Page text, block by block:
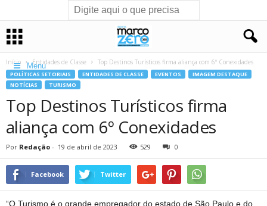
Menu
Início Entidades de Classe Top Destinos Turísticos firma aliança com 6º Conexidades
POLÍTICAS SETORIAIS ENTIDADES DE CLASSE EVENTOS
IMAGEM DESTAQUE
NOTÍCIAS
TURISMO
Top Destinos Turísticos firma
aliança com 6º Conexidades
Por Redação - 19 de abril de 2023 529 0
Facebook Twitter
“O Turismo é o grande empregador do estado de São Paulo e do